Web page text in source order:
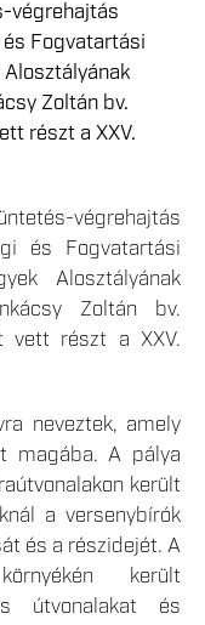
végrehajtás
Fogvatartási
Zoltán bv.
részt a XXV.
végrehajtás
és Fogvatartási
Alosztályának
Zoltán bv.
vett részt a XXV.
neveztek, amely
magába. A pálya
került
a versenybírók
és a részidejét. A
került
útvonalakat és